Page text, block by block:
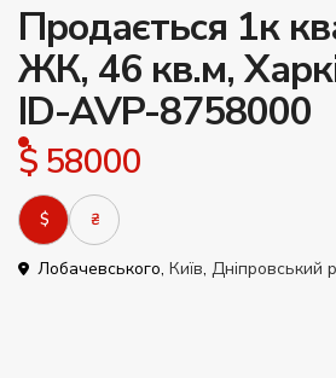
Продається 1к
ЖК, 46 кв.м,
ID-AVP-8758000
$ 58000
$ ₴
Лобачевського, Київ, Дніпровський